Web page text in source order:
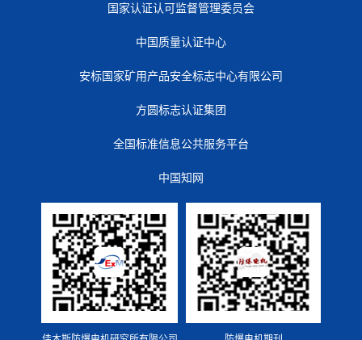
国家认证认可监督管理委员会
中国质量认证中心
安标国家矿用产品安全标志中心有限公司
方圆标志认证集团
全国标准信息公共服务平台
中国知网